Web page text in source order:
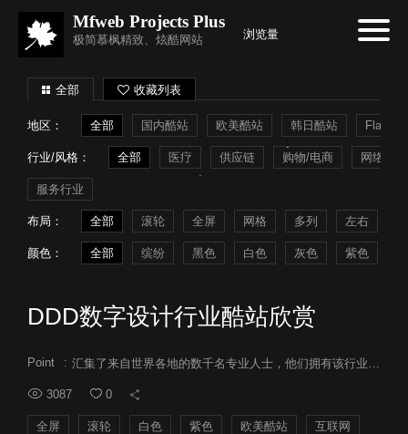
Mfweb Projects Plus
极简慕枫精致、炫酷网站 浏览量
全部 收藏列表
地区： 全部 国内酷站 欧美酷站 韩日酷站 Flash
行业/风格： 全部 医疗 供应链 购物/电商 网络系统
服务行业
布局： 全部 滚轮 全屏 网格 多列 左右
颜色： 全部 缤纷 黑色 白色 灰色 紫色
DDD数字设计行业酷站欣赏
Point : 汇集了来自世界各地的数千名专业人士，他们拥有该行业最聪明的创意头脑和最具创新性的国际品牌，通过数字设计发展业务。
3087 0
全屏 滚轮 白色 紫色 欧美酷站 互联网